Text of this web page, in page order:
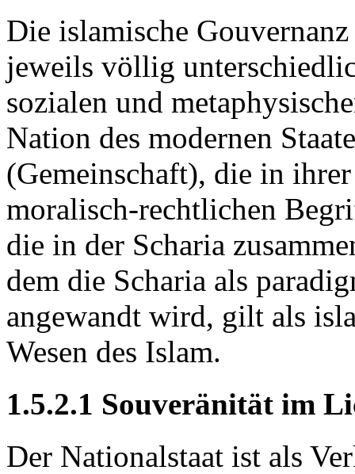
Die islamische
jeweils völlig
sozialen und
Nation des modernen
(Gemeinschaft), die in
moralisch-rechtlichen
die in der Scharia
dem die Scharia als
angewandt wird, gilt als
Wesen des Islam.
1.5.2.1 Souveränität im
Der Nationalstaat ist als